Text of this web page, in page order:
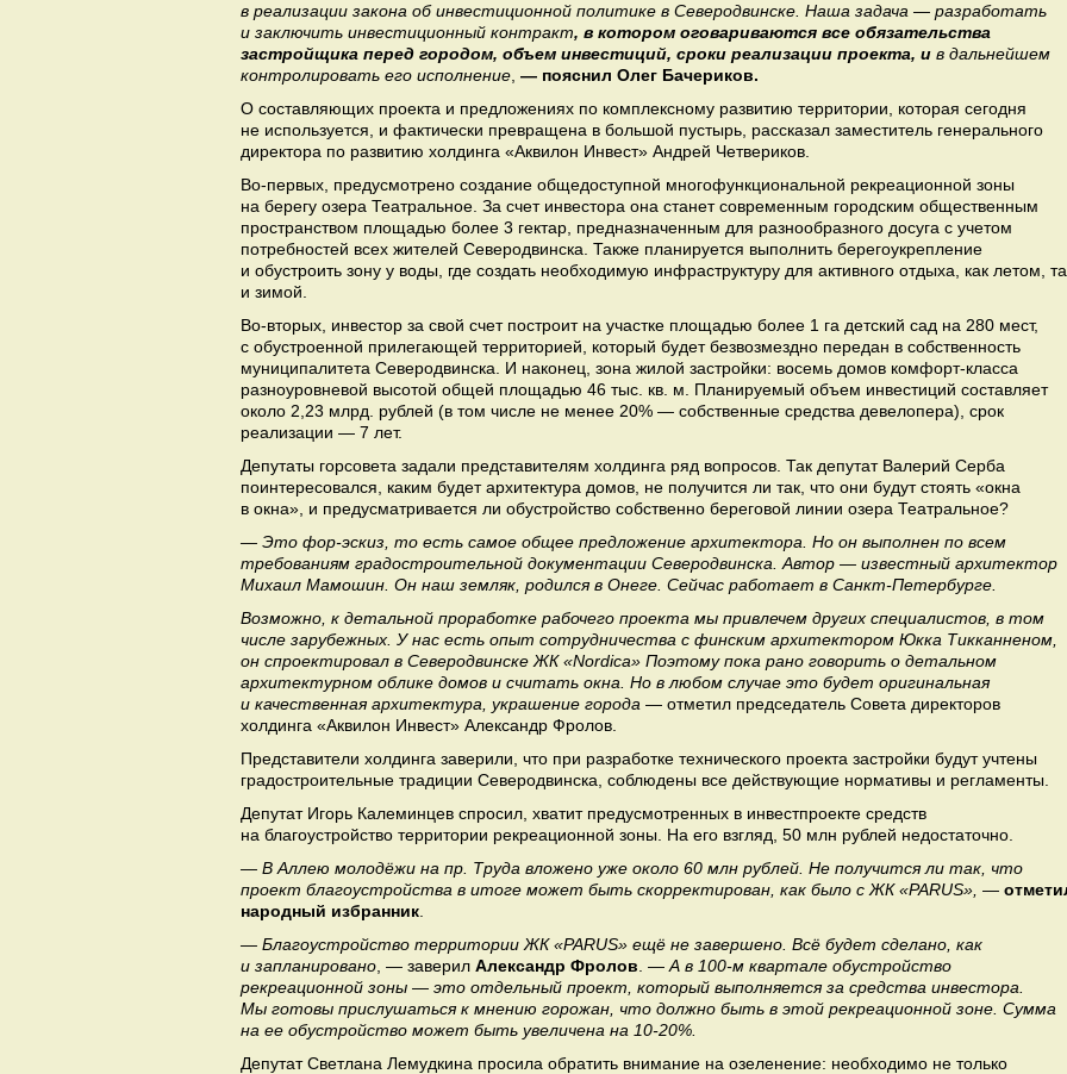
в реализации закона об инвестиционной политике в Северодвинске. Наша задача — разработать
и заключить инвестиционный контракт, в котором оговариваются все обязательства
застройщика перед городом, объем инвестиций, сроки реализации проекта, и в дальнейшем
контролировать его исполнение — пояснил Олег Бачериков.
О составляющих проекта и предложениях по комплексному развитию территории, которая сегодня
не используется, и фактически превращена в большой пустырь, рассказал заместитель генерального
директора по развитию холдинга «Аквилон Инвест» Андрей Четвериков.
Во-первых, предусмотрено создание общедоступной многофункциональной рекреационной зоны
на берегу озера Театральное. За счет инвестора она станет современным городским общественным
пространством площадью более 3 гектар, предназначенным для разнообразного досуга с учетом
потребностей всех жителей Северодвинска. Также планируется выполнить берегоукрепление
и обустроить зону у воды, где создать необходимую инфраструктуру для активного отдыха, как летом,
и зимой.
Во-вторых, инвестор за свой счет построит на участке площадью более 1 га детский сад на 280 мест,
с обустроенной прилегающей территорией, который будет безвозмездно передан в собственность
муниципалитета Северодвинска. И наконец, зона жилой застройки: восемь домов комфорт-класса
разноуровневой высотой общей площадью 46 тыс. кв. м. Планируемый объем инвестиций составляет
около 2,23 млрд. рублей (в том числе не менее 20% — собственные средства девелопера), срок
реализации — 7 лет.
Депутаты горсовета задали представителям холдинга ряд вопросов. Так депутат Валерий Серба
поинтересовался, каким будет архитектура домов, не получится ли так, что они будут стоять «окна
в окна», и предусматривается ли обустройство собственно береговой линии озера Театральное?
— Это фор-эскиз, то есть самое общее предложение архитектора. Но он выполнен по всем
требованиям градостроительной документации Северодвинска. Автор — известный архитектор
Михаил Мамошин. Он наш земляк, родился в Онеге. Сейчас работает в Санкт-Петербурге.
Возможно, к детальной проработке рабочего проекта мы привлечем других специалистов, в том
числе зарубежных. У нас есть опыт сотрудничества с финским архитектором Юкка Тикканненом,
он спроектировал в Северодвинске ЖК «Nordica» Поэтому пока рано говорить о детальном
архитектурном облике домов и считать окна. Но в любом случае это будет оригинальная
и качественная архитектура, украшение города — отметил председатель Совета директоров
холдинга «Аквилон Инвест» Александр Фролов.
Представители холдинга заверили, что при разработке технического проекта застройки будут учтены
градостроительные традиции Северодвинска, соблюдены все действующие нормативы и регламенты.
Депутат Игорь Калеминцев спросил, хватит предусмотренных в инвестпроекте средств
на благоустройство территории рекреационной зоны. На его взгляд, 50 млн рублей недостаточно.
— В Аллею молодёжи на пр. Труда вложено уже около 60 млн рублей. Не получится ли так, что
проект благоустройства в итоге может быть скорректирован, как было с ЖК «PARUS», —
народный избранник
— Благоустройство территории ЖК «PARUS» ещё не завершено. Всё будет сделано, как
и запланировано , — заверил Александр Фролов . — А в 100-м квартале обустройство
рекреационной зоны — это отдельный проект, который выполняется за средства инвестора.
Мы готовы прислушаться к мнению горожан, что должно быть в этой рекреационной зоне. Сумма
на ее обустройство может быть увеличена на 10-20%.
Депутат Светлана Лемудкина просила обратить внимание на озеленение: необходимо не только